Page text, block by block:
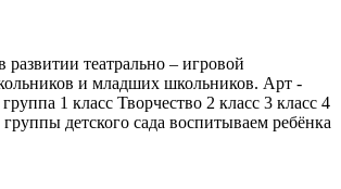
развитии театрально – игровой
и младших школьников. Арт -
1 класс Творчество 2 класс 3 класс 4
детского сада воспитываем ребёнка